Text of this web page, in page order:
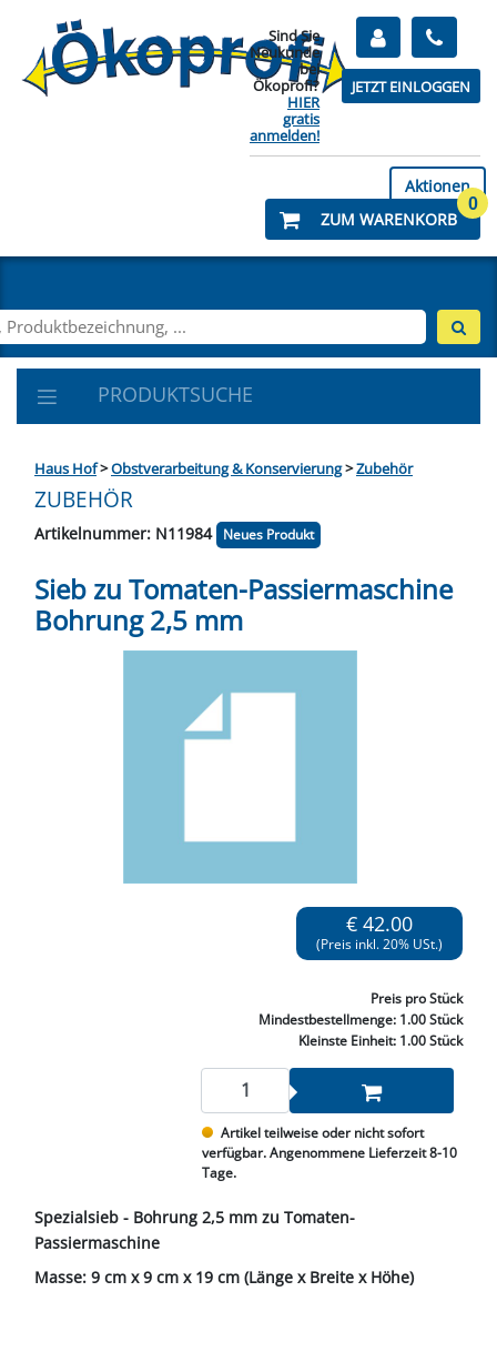
Sind Sie
Neukunde
bei
Ökoprofi?
HIER
gratis
anmelden!
JETZT EINLOGGEN
Aktionen
ZUM WARENKORB
0
PRODUKTSUCHE
Haus Hof>Obstverarbeitung & Konservierung>Zubehör
ZUBEHÖR
Artikelnummer: N11984 Neues Produkt
Sieb zu Tomaten-Passiermaschine
Bohrung 2,5 mm
€ 42.00
(Preis inkl. 20% USt.)
Preis pro Stück
Mindestbestellmenge: 1.00 Stück
Kleinste Einheit: 1.00 Stück
Artikel teilweise oder nicht sofort
verfügbar. Angenommene Lieferzeit 8-10
Tage.
Spezialsieb - Bohrung 2,5 mm zu Tomaten-
Passiermaschine
Masse: 9 cm x 9 cm x 19 cm (Länge x Breite x Höhe)